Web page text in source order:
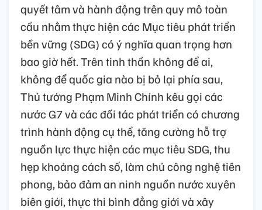
quyết tâm và hành động trên quy mô toàn
cầu nhằm thực hiện các Mục tiêu phát triển
bền vững (SDG) có ý nghĩa quan trọng hơn
bao giờ hết. Trên tinh thần không để ai,
không để quốc gia nào bị bỏ lại phía sau,
Thủ tướng Phạm Minh Chính kêu gọi các
nước G7 và các đối tác phát triển có chương
trình hành động cụ thể, tăng cường hỗ trợ
nguồn lực thực hiện các mục tiêu SDG, thu
hẹp khoảng cách số, làm chủ công nghệ tiên
phong, bảo đảm an ninh nguồn nước xuyên
biên giới, thực thi bình đẳng giới và xây